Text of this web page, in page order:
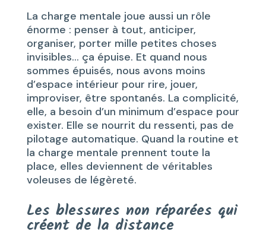
La charge mentale joue aussi un rôle
énorme : penser à tout, anticiper,
organiser, porter mille petites choses
invisibles… ça épuise. Et quand nous
sommes épuisés, nous avons moins
d’espace intérieur pour rire, jouer,
improviser, être spontanés. La complicité,
elle, a besoin d’un minimum d’espace pour
exister. Elle se nourrit du ressenti, pas de
pilotage automatique. Quand la routine et
la charge mentale prennent toute la
place, elles deviennent de véritables
voleuses de légèreté.
Les blessures non réparées qui
créent de la distance